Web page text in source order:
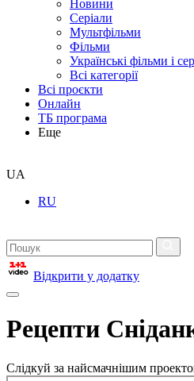
Новини
Серіали
Мультфільми
Фільми
Українські фільми і
Всі категорії
Всі проєкти
Онлайн
ТБ програма
Еще
UA
RU
Відкрити у додатку
Рецепти
Слідкуй за найсмачнішим